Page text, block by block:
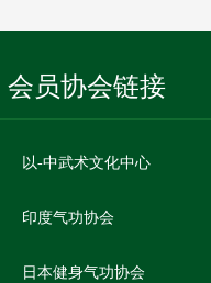
会员协会链接
以-中武术文化中心
印度气功协会
日本健身气功协会